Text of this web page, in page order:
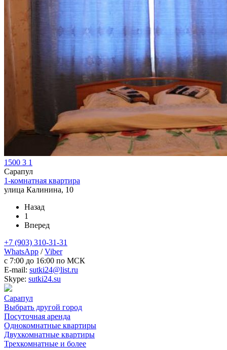
1500 3 1
Сарапул
1-комнатная квартира
улица Калинина, 10
Назад
1
Вперед
+7 (903) 310-31-31
WhatsApp /Viber
c 7:00 до 16:00 по МСК
E-mail: sutki24@list.ru
Skype: sutki24.su
Сарапул
Выбрать другой город
Посуточная аренда
Однокомнатные квартиры
Двухкомнатные квартиры
Трехкомнатные и более